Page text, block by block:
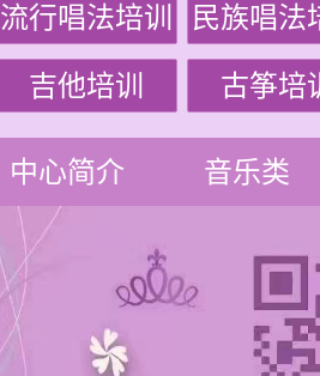
流行唱法培训 民族唱法
吉他培训 古筝培
中心简介 音乐类